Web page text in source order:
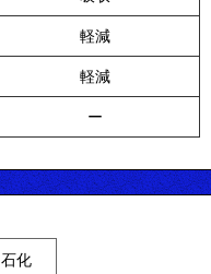
軽減
軽減
ー
石化